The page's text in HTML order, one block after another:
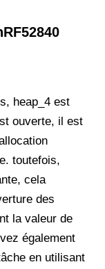
heap_4 est
ouverte, il est
toutefois,
cela
des
la valeur de
également
en utilisant